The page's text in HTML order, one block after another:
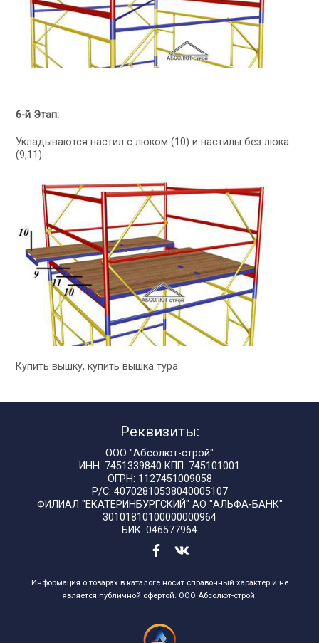
6-й Этап:
Укладываются настил с люком (10) и настилы без люка
(9,11)
Купить вышку, купить вышка тура
Реквизиты:
ООО "Абсолют-строй"
ИНН: 7451339840 КПП: 745101001
ОГРН: 1127451009058
Р/С: 40702810538040005107
ФИЛИАЛ "ЕКАТЕРИНБУРГСКИЙ" АО "АЛЬФА-БАНК"
30101810100000000964
БИК: 046577964
Информация о товарах в каталоге носит справочный характер и не
является публичной офертой. ООО Абсолют-строй.